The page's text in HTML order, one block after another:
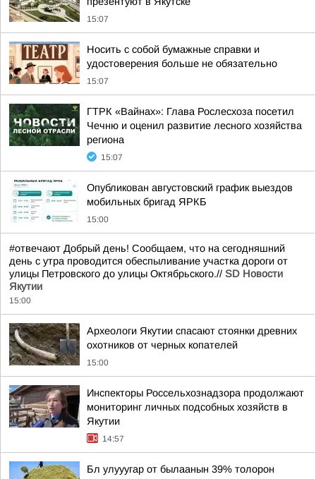
15:07
Носить с собой бумажные справки и
удостоверения больше не обязательно
15:07
ГТРК «Вайнах»: Глава Рослесхоза посетил
Чечню и оценил развитие лесного хозяйства
региона
15:07
Опубликован августовский график выездов
мобильных бригад ЯРКБ
15:00
#отвечают Добрый день! Сообщаем, что на сегодняшний
день с утра проводится обеспыливание участка дороги от
улицы Петровского до улицы Октябрьского.// SD Новости
Якутии
15:00
Археологи Якутии спасают стоянки древних
охотников от черных копателей
15:00
Инспекторы Россельхознадзора продолжают
мониторинг личных подсобных хозяйств в
Якутии
14:57
Бл улууугар от былаанын 39% толорон